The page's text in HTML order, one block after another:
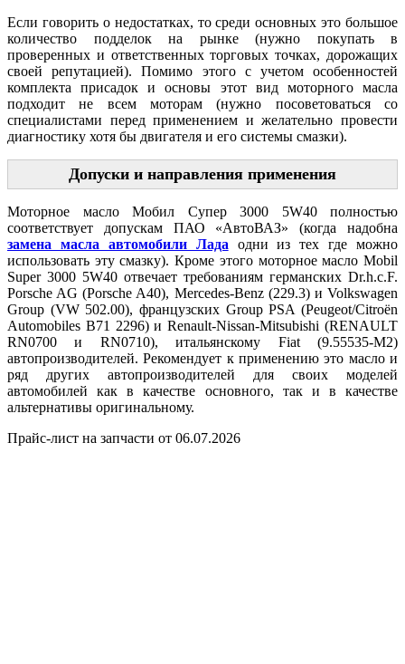
Если говорить о недостатках, то среди основных это большое
количество подделок на рынке (нужно покупать в
проверенных и ответственных торговых точках, дорожащих
своей репутацией). Помимо этого с учетом особенностей
комплекта присадок и основы этот вид моторного масла
подходит не всем моторам (нужно посоветоваться со
специалистами перед применением и желательно провести
диагностику хотя бы двигателя и его системы смазки).
Допуски и направления применения
Моторное масло Мобил Супер 3000 5W40 полностью
соответствует допускам ПАО «АвтоВАЗ» (когда надобна
замена масла автомобили Лада одни из тех где можно
использовать эту смазку). Кроме этого моторное масло Mobil
Super 3000 5W40 отвечает требованиям германских Dr.h.c.F.
Porsche AG (Porsche A40), Mercedes-Benz (229.3) и Volkswagen
Group (VW 502.00), французских Group PSA (Peugeot/Citroën
Automobiles B71 2296) и Renault-Nissan-Mitsubishi (RENAULT
RN0700 и RN0710), итальянскому Fiat (9.55535-M2)
автопроизводителей. Рекомендует к применению это масло и
ряд других автопроизводителей для своих моделей
автомобилей как в качестве основного, так и в качестве
альтернативы оригинальному.
Прайс-лист на запчасти от 06.07.2026